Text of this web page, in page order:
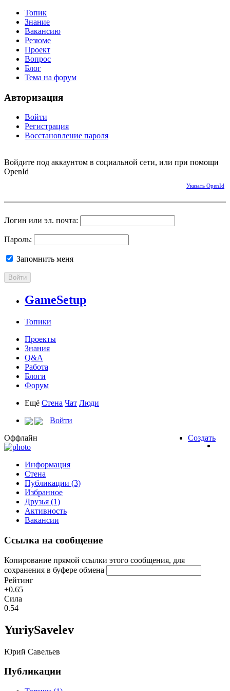
Топик
Знание
Вакансию
Резюме
Проект
Вопрос
Блог
Тема на форум
Авторизация
Войти
Регистрация
Восстановление пароля
Войдите под аккаунтом в социальной сети, или при помощи
OpenId
Указать OpenId
Логин или эл. почта:
Пароль:
Запомнить меня
Войти
GameSetup
Топики
Проекты
Знания
Q&A
Работа
Блоги
Форум
Ещё Стена Чат Люди
Войти
Создать
Оффлайн
Информация
Стена
Публикации (3)
Избранное
Друзья (1)
Активность
Вакансии
Ссылка на сообщение
Копирование прямой ссылки этого сообщения, для
сохранения в буфере обмена
Рейтинг
+0.65
Сила
0.54
YuriySavelev
Юрий Савельев
Публикации